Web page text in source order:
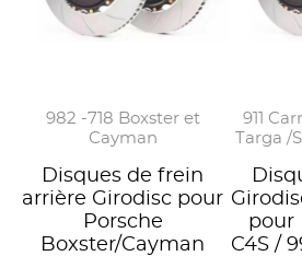
982 -718 Boxster et
Cayman
Disques de frein
arrière Girodisc pour
Porsche
Boxster/Cayman
911
Targa /
pour
C4S /